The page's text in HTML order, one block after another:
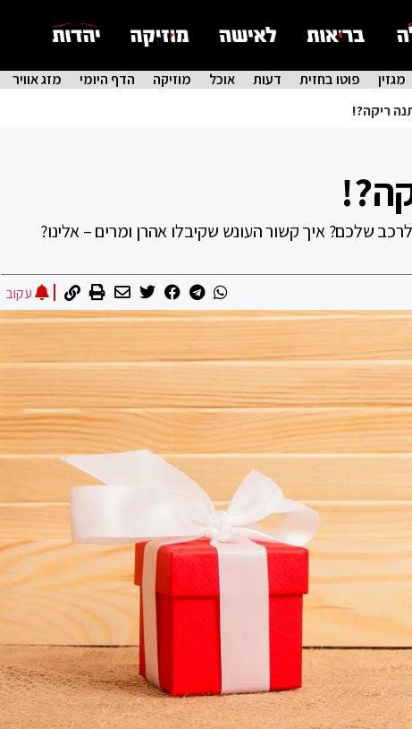
מגזין פוטו בחזית דעות אוכל מוזיקה הדף היומי מזג אוויר
ריקה?!
שלכם? איך קשור העונש שקיבלו אהרן ומרים – אלינו?
עקוב